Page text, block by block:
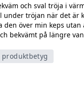
och sval tröja i
under tröjan när det är
den över min keps
bekvämt på längre
produktbetyg